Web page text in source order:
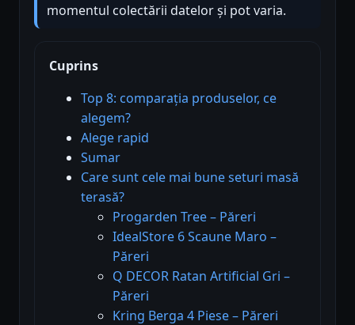
momentul colectării datelor și pot varia.
Cuprins
Top 8: comparația produselor, ce
alegem?
Alege rapid
Sumar
Care sunt cele mai bune seturi masă
terasă?
Progarden Tree – Păreri
IdealStore 6 Scaune Maro –
Păreri
Q DECOR Ratan Artificial Gri –
Păreri
Kring Berga 4 Piese – Păreri